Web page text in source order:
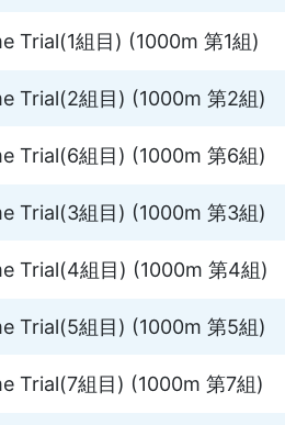
Trial(1組目) (1000m 第1組)
Trial(2組目) (1000m 第2組)
Trial(6組目) (1000m 第6組)
Trial(3組目) (1000m 第3組)
Trial(4組目) (1000m 第4組)
Trial(5組目) (1000m 第5組)
Trial(7組目) (1000m 第7組)